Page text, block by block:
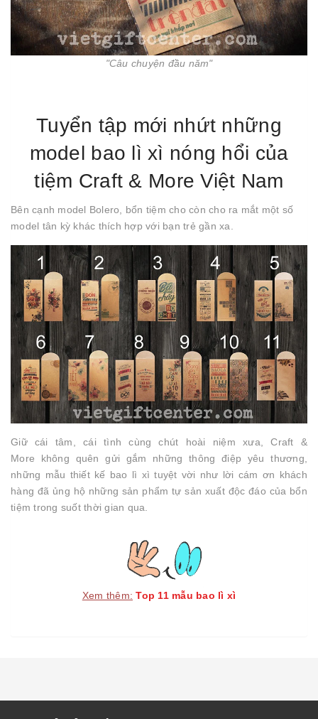
"Câu chuyện đầu năm"
Tuyển tập mới nhứt những
model bao lì xì nóng hổi của
tiệm Craft & More Việt Nam
Bên cạnh model Bolero, bổn tiệm cho còn cho ra mắt một số
model tân kỳ khác thích hợp với bạn trẻ gần xa.
Giữ cái tâm, cái tình cùng chút hoài niệm xưa, Craft &
More không quên gửi gắm những thông điệp yêu thương,
những mẫu thiết kế bao lì xì tuyệt vời như lời cám ơn khách
hàng đã ủng hộ những sản phẩm tự sản xuất độc đáo của bổn
tiệm trong suốt thời gian qua.
Xem thêm: Top 11 mẫu bao lì xì